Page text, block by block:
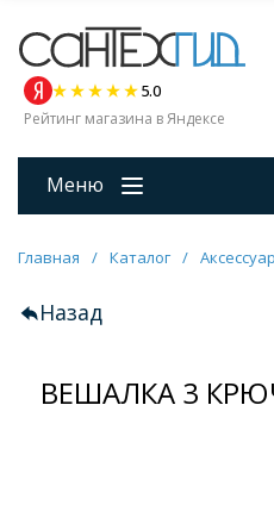
5.0
Рейтинг магазина в Яндексе
Меню
Главная / Каталог /
Назад
ВЕШАЛКА 3